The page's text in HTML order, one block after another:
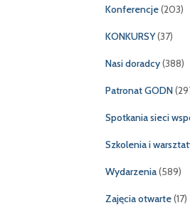
Konferencje(203)
KONKURSY(37)
Nasi doradcy(388)
Patronat GODN
Spotkania sieci
Szkolenia i
Wydarzenia(589)
Zajęcia otwarte(17)